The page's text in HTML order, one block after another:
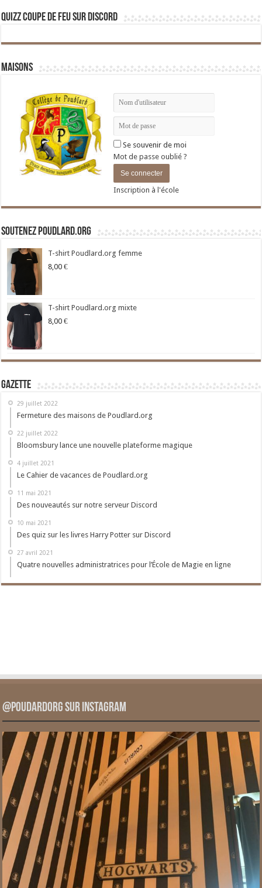
Quizz Coupe de Feu sur Discord
Maisons
Se souvenir de moi
Mot de passe oublié ?
Inscription à l'école
Soutenez Poudlard.org
T-shirt Poudlard.org femme
8,00 €
T-shirt Poudlard.org mixte
8,00 €
Gazette
29 juillet 2022
Fermeture des maisons de Poudlard.org
22 juillet 2022
Bloomsbury lance une nouvelle plateforme magique
4 juillet 2021
Le Cahier de vacances de Poudlard.org
11 mai 2021
Des nouveautés sur notre serveur Discord
10 mai 2021
Des quiz sur les livres Harry Potter sur Discord
27 avril 2021
Quatre nouvelles administratrices pour l’École de Magie en ligne
@PoudardOrg sur Instagram